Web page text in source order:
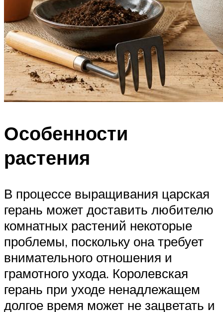
Особенности
растения
В процессе выращивания царская
герань может доставить любителю
комнатных растений некоторые
проблемы, поскольку она требует
внимательного отношения и
грамотного ухода. Королевская
герань при уходе ненадлежащем
долгое время может не зацветать и